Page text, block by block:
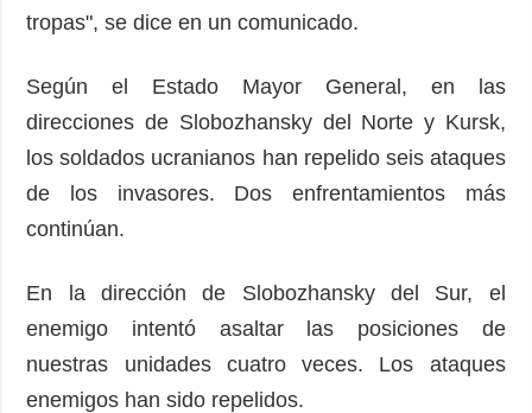
tropas", se dice en un comunicado.
Según el Estado Mayor General, en las
direcciones de Slobozhansky del Norte y Kursk,
los soldados ucranianos han repelido seis ataques
de los invasores. Dos enfrentamientos más
continúan.
En la dirección de Slobozhansky del Sur, el
enemigo intentó asaltar las posiciones de
nuestras unidades cuatro veces. Los ataques
enemigos han sido repelidos.